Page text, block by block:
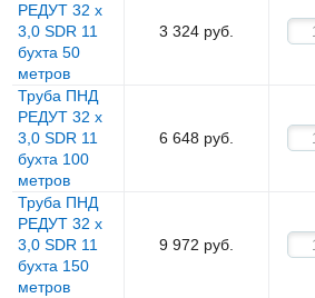
РЕДУТ 32 х
3,0 SDR 11
бухта 50
метров
3 324 руб.
Труба ПНД
РЕДУТ 32 х
3,0 SDR 11
бухта 100
метров
6 648 руб.
Труба ПНД
РЕДУТ 32 х
3,0 SDR 11
бухта 150
метров
9 972 руб.